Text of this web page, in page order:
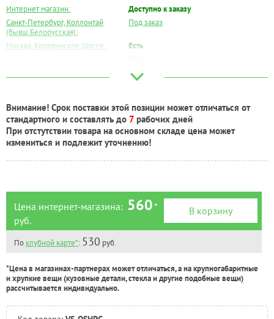
Интернет магазин:
Доступно к заказу
Санкт-Петербург, Коллонтай
(бывш.Белорусская):
Под заказ
Москва, Коровинское Шоссе:
Есть
Под заказ
Самара:
Под заказ
Тверь:
Под заказ
Тюмень:
Под заказ
Внимание! Срок поставки этой позиции может отличаться от
стандартного и составлять до 7 рабочих дней
При отстутствии товара на основном складе цена может
измениться и подлежит уточнению!
Цена интернет-магазина: 560*
руб.
В корзину
По клубной карте*: 530 руб.
*Цена в магазинах-партнерах может отличаться, а на крупногабаритные
и хрупкие вещи (кузовные детали, стекла и другие подобные вещи)
рассчитывается индивидуально.